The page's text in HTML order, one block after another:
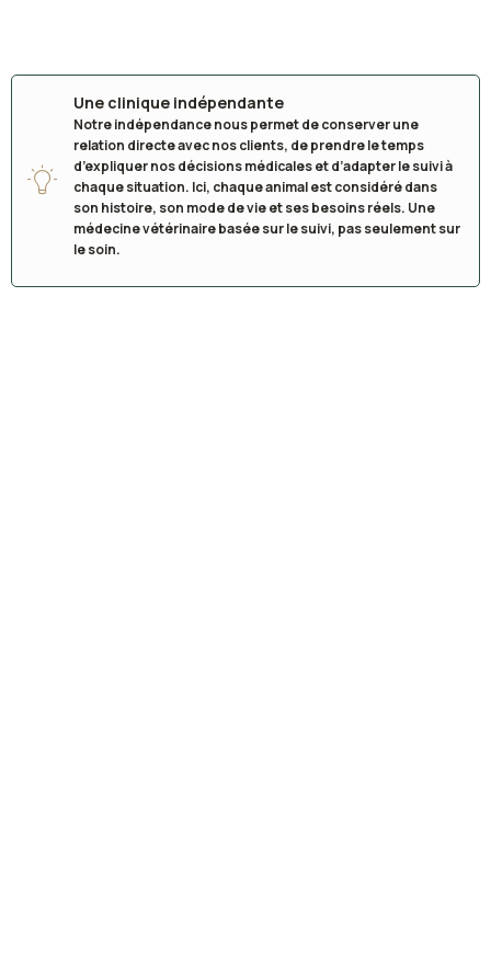
Une clinique indépendante
Notre indépendance nous permet de conserver une
relation directe avec nos clients, de prendre le temps
d’expliquer nos décisions médicales et d’adapter le suivi à
chaque situation. Ici, chaque animal est considéré dans
son histoire, son mode de vie et ses besoins réels. Une
médecine vétérinaire basée sur le suivi, pas seulement sur
le soin.